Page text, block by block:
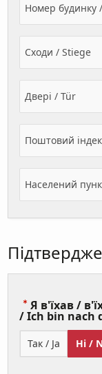
Номер будинку
Сходи / Stiege
Двері / Tür
Поштовий
Населений
Я в'їхав /
/ Ich bin nach
Так / Ja Ні /